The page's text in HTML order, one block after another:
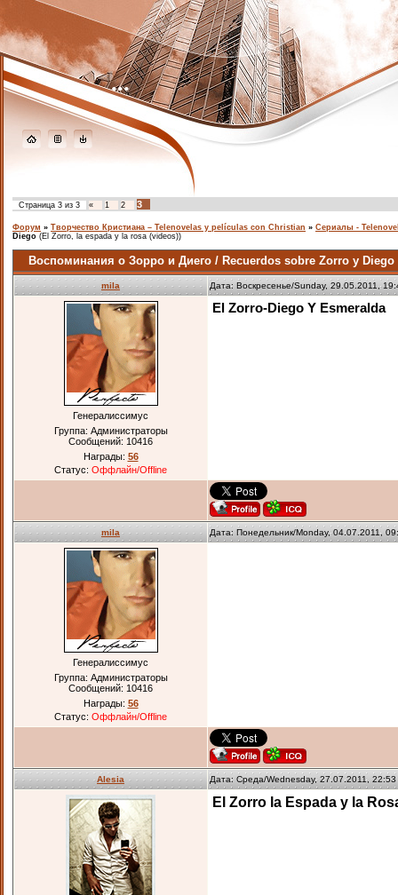
...
Страница 3 из 3 « 1 2 3
Форум » Творчество Кристиана – Telenovelas y películas con Christian » Сериалы -
Diego (El Zorro, la espada y la rosa (videos))
Воспоминания о Зорро и Диего / Recuerdos sobre Zorro y Diego
mila Дата: Воскресенье/Sunday, 29.05.2011,
Генералиссимус
Группа: Администраторы
Сообщений: 10416
Награды: 56
Статус: Оффлайн/Offline
El Zorro-Diego Y Esmeralda
mila Дата: Понедельник/Monday, 04.07.2011,
Генералиссимус
Группа: Администраторы
Сообщений: 10416
Награды: 56
Статус: Оффлайн/Offline
Alesia Дата: Среда/Wednesday, 27.07.2011,
El Zorro la Espada y la